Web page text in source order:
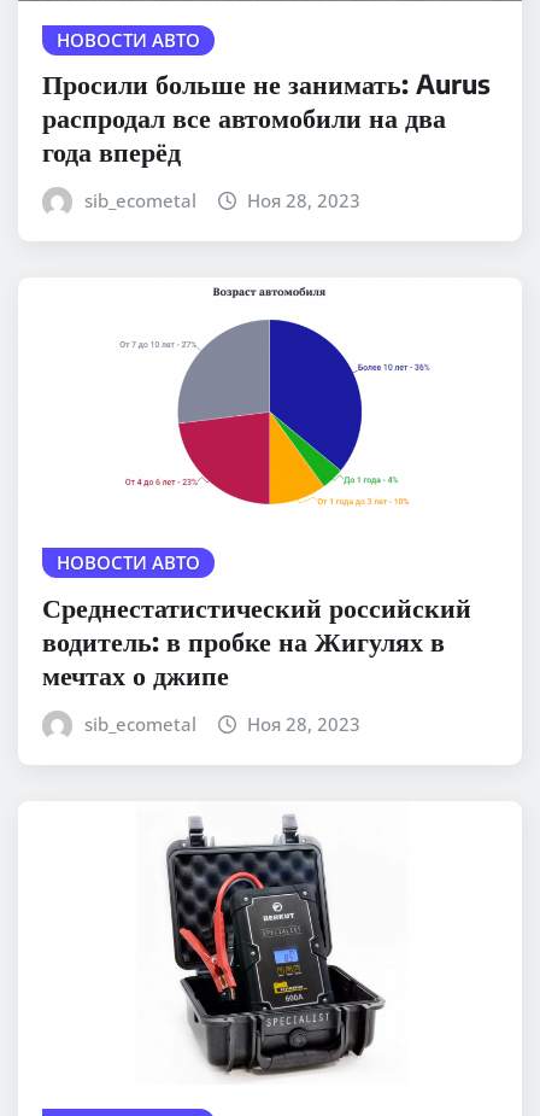
НОВОСТИ АВТО
Просили больше не занимать: Aurus
распродал все автомобили на два
года вперёд
sib_ecometal Ноя 28, 2023
НОВОСТИ АВТО
Среднестатистический российский
водитель: в пробке на Жигулях в
мечтах о джипе
sib_ecometal Ноя 28, 2023